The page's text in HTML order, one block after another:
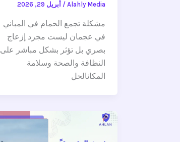
Alahly Media
/ أبريل 29, 2026
مشكلة تجمع الحمام في المباني
في عجمان ليست مجرد إزعاج
بصري بل تؤثر بشكل مباشر على
النظافة والصحة وسلامة
المكانالحل